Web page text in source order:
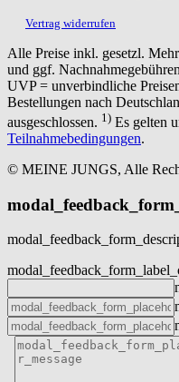
Vertrag widerrufen
Alle Preise inkl. gesetzl.
und ggf.
UVP = unverbindliche
Bestellungen nach
ausgeschlossen. 1) Es gelten
Teilnahmebedingungen.
© MEINE JUNGS, Alle